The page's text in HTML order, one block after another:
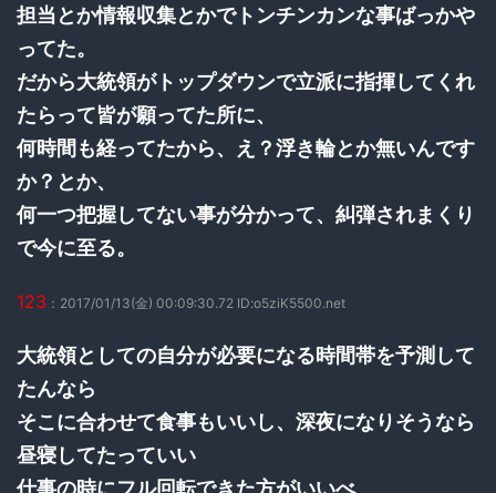
担当とか情報収集とかでトンチンカンな事ばっかや
ってた。
だから大統領がトップダウンで立派に指揮してくれ
たらって皆が願ってた所に、
何時間も経ってたから、え？浮き輪とか無いんです
か？とか、
何一つ把握してない事が分かって、糾弾されまくり
で今に至る。
123 ：2017/01/13(金) 00:09:30.72 ID:o5ziK5500.net
大統領としての自分が必要になる時間帯を予測して
たんなら
そこに合わせて食事もいいし、深夜になりそうなら
昼寝してたっていい
仕事の時にフル回転できた方がいいべ